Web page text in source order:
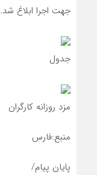
جهت اجرا ابلاغ شد.
جدول
مزد روزانه کارگران
منبع:فارس
پایان پیام/